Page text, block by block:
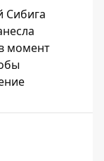
Сибига
момент